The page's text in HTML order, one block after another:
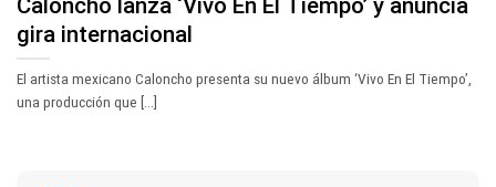
gira internacional
El artista mexicano Caloncho presenta su nuevo álbum ‘Vivo En El Tiempo’,
una producción que [...]